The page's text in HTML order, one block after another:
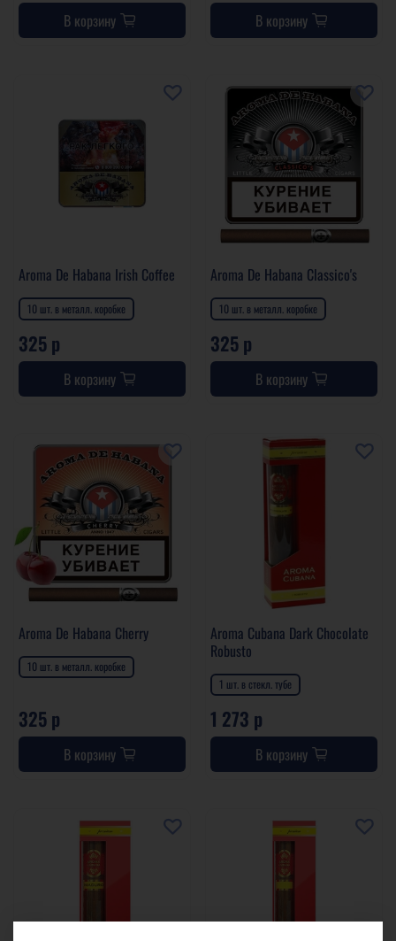
В корзину В корзину
Aroma De Habana Irish Coffee
10 шт. в металл. коробке
325 р
В корзину
Aroma De Habana Classico's
10 шт. в металл. коробке
325 р
В корзину
Aroma De Habana Cherry
10 шт. в металл. коробке
325 р
В корзину
Aroma Cubana Dark Chocolate
Robusto
1 шт. в стекл. тубе
1 273 р
В корзину